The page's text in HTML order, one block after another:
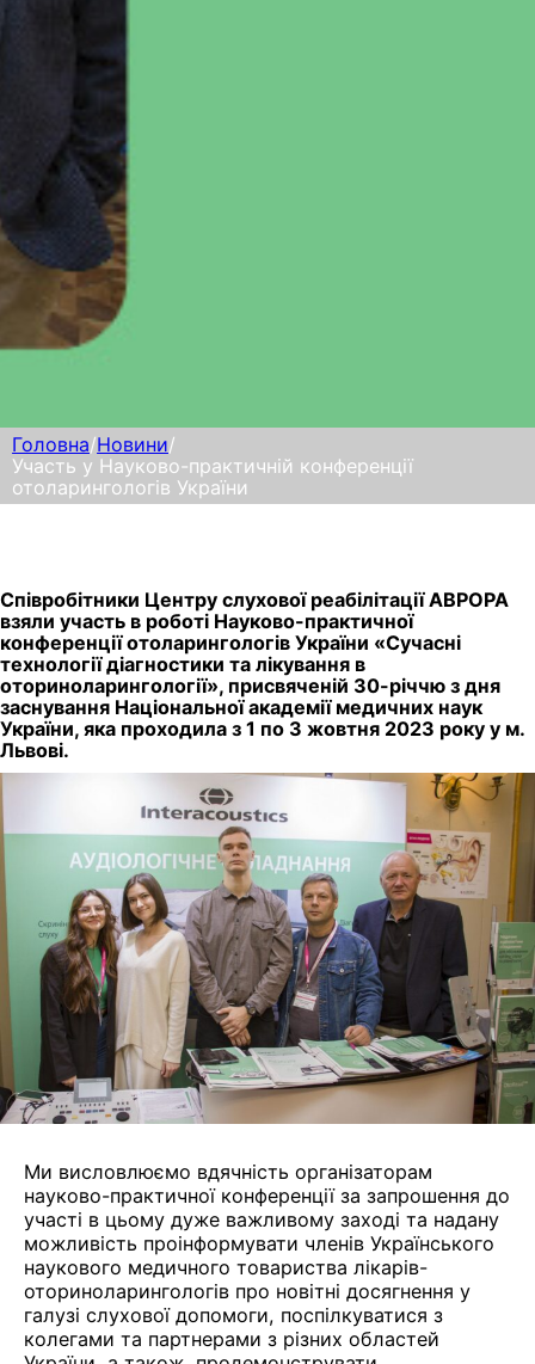
Головна/Новини/
Участь у Науково-практичній конференції
отоларингологів України
Співробітники Центру слухової реабілітації АВРОРА
взяли участь в роботі Науково-практичної
конференції отоларингологів України «Сучасні
технології діагностики та лікування в
оториноларингології», присвяченій 30-річчю з дня
заснування Національної академії медичних наук
України, яка проходила з 1 по 3 жовтня 2023 року у м.
Львові.
Ми висловлюємо вдячність організаторам
науково-практичної конференції за запрошення до
участі в цьому дуже важливому заході та надану
можливість проінформувати членів Українського
наукового медичного товариства лікарів-
оториноларингологів про новітні досягнення у
галузі слухової допомоги, поспілкуватися з
колегами та партнерами з різних областей